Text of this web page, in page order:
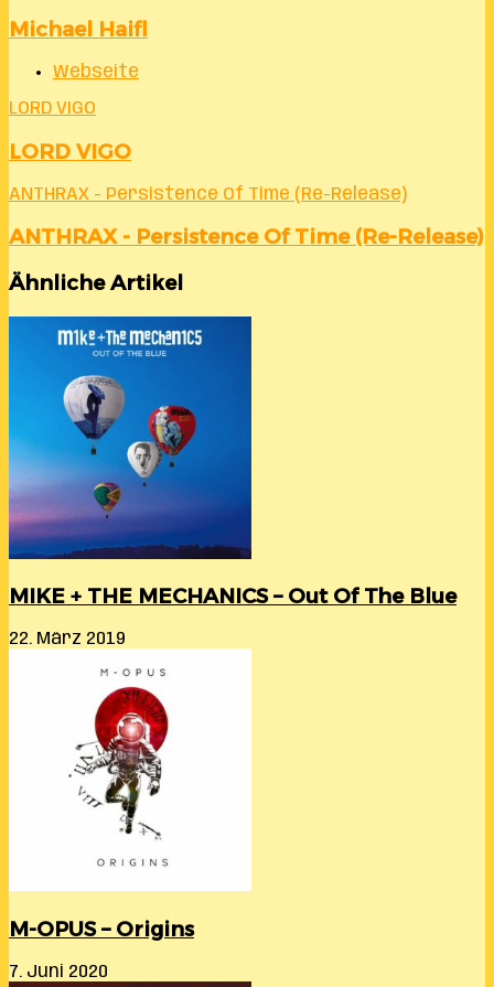
Michael Haifl
Webseite
LORD VIGO
LORD VIGO
ANTHRAX - Persistence Of Time (Re-Release)
ANTHRAX - Persistence Of Time (Re-Release)
Ähnliche Artikel
MIKE + THE MECHANICS – Out Of The Blue
22. März 2019
M-OPUS – Origins
7. Juni 2020